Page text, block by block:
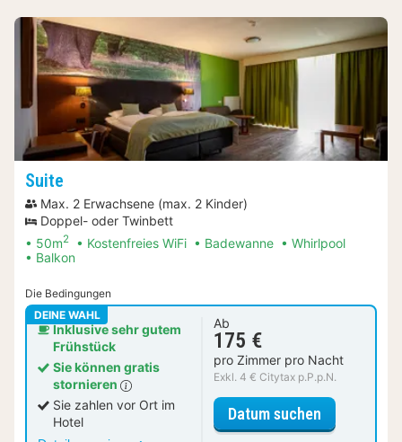
Suite
Max. 2 Erwachsene (max. 2 Kinder)
Doppel- oder Twinbett
50m2 Kostenfreies WiFi Badewanne
Whirlpool
Balkon
Die Bedingungen
DEINE WAHL
Inklusive sehr gutem
Frühstück
Sie können gratis
stornieren
Sie zahlen vor Ort im
Hotel
Ab
175 €
pro Zimmer pro Nacht
Exkl. 4 € Citytax p.P.p.N.
Datum suchen